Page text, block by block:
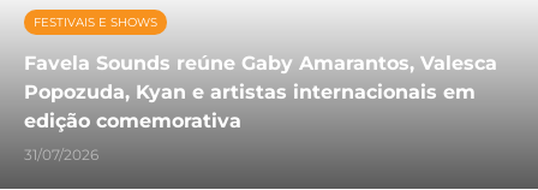
FESTIVAIS E SHOWS
Favela Sounds reúne Gaby Amarantos, Valesca
Popozuda, Kyan e artistas internacionais em
edição comemorativa
31/07/2026